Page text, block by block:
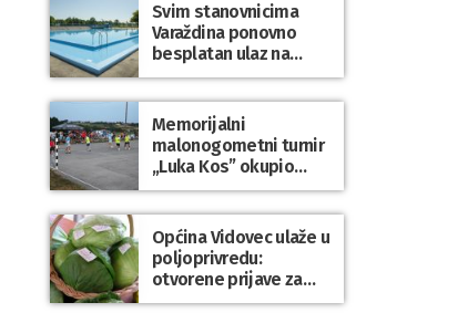
Svim stanovnicima
Varaždina ponovno
besplatan ulaz na
Gradske bazene i
Gradsko kupalište na
Dravi
Memorijalni
malonogometni turnir
„Luka Kos” okupio
brojne ekipe i
posjetitelje u Sudovcu
Općina Vidovec ulaže u
poljoprivredu:
otvorene prijave za
općinske potpore